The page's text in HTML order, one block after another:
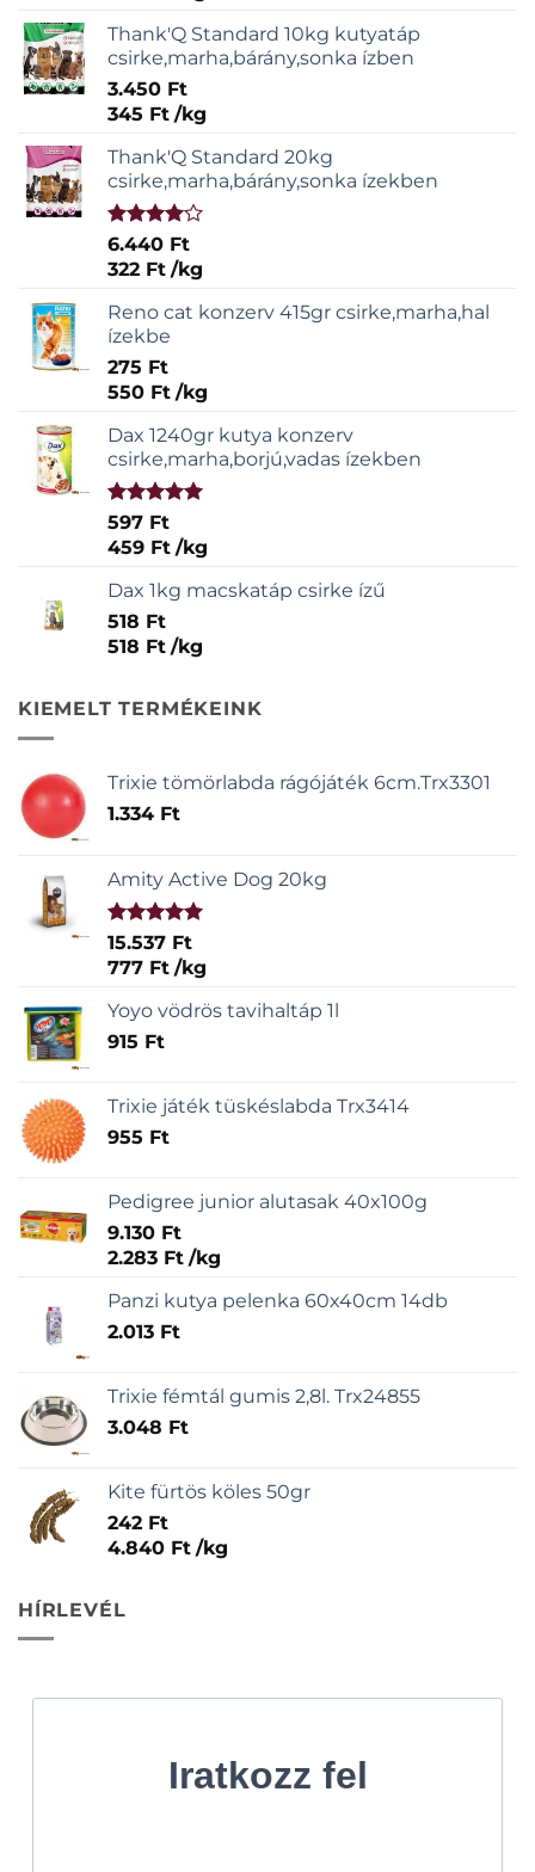
Thank'Q Standard 10kg kutyatáp
csirke,marha,bárány,sonka ízben
3.450 Ft
345 Ft /kg
Thank'Q Standard 20kg
csirke,marha,bárány,sonka ízekben
Értékelés:
4.00 / 5
6.440 Ft
322 Ft /kg
Reno cat konzerv 415gr csirke,marha,hal
ízekbe
275 Ft
550 Ft /kg
Dax 1240gr kutya konzerv
csirke,marha,borjú,vadas ízekben
Értékelés:
5.00/ 5
597 Ft
459 Ft /kg
Dax 1kg macskatáp csirke ízű
518 Ft
518 Ft /kg
KIEMELT TERMÉKEINK
Trixie tömörlabda rágójáték 6cm.Trx3301
1.334 Ft
Amity Active Dog 20kg
Értékelés:
5.00/ 5
15.537 Ft
777 Ft /kg
Yoyo vödrös tavihaltáp 1l
915 Ft
Trixie játék tüskéslabda Trx3414
955 Ft
Pedigree junior alutasak 40x100g
9.130 Ft
2.283 Ft /kg
Panzi kutya pelenka 60x40cm 14db
2.013 Ft
Trixie fémtál gumis 2,8l. Trx24855
3.048 Ft
Kite fürtös köles 50gr
242 Ft
4.840 Ft /kg
HÍRLEVÉL
Iratkozz fel